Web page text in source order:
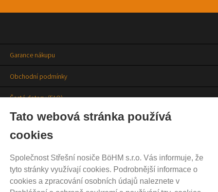
Tato webová stránka používá
cookies
Společnost Střešní nosiče BöHM s.r.o. Vás informuje, že
tyto stránky využívají cookies. Podrobnější informace o
cookies a zpracování osobních údajů naleznete v
Garance nákupu
Obchodní podmínky
Časté dotazy (FAQ)
Prodejny
Aktuality
Kontakty
Ochrana soukromí